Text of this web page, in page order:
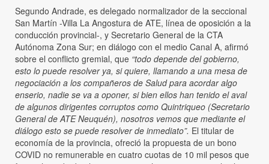
Segundo Andrade, es delegado normalizador de la seccional
San Martín -Villa La Angostura de ATE, línea de oposición a la
conducción provincial-, y Secretario General de la CTA
Autónoma Zona Sur; en diálogo con el medio Canal A, afirmó
sobre el conflicto gremial, que “todo depende del gobierno,
esto lo puede resolver ya, si quiere, llamando a una mesa de
negociación a los compañeros de Salud para acordar algo
enserio, nadie se va a oponer, si bien ellos han tenido el aval
de algunos dirigentes corruptos como Quintriqueo (Secretario
General de ATE Neuquén), nosotros vemos que mediante el
diálogo esto se puede resolver de inmediato”. El titular de
economía de la provincia, ofreció la propuesta de un bono
COVID no remunerable en cuatro cuotas de 10 mil pesos que